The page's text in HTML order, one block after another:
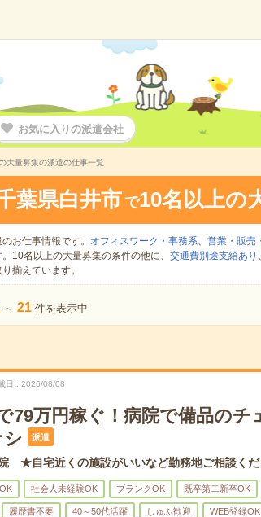
お気に入りの派遣会社
大量募集の派遣の仕事一覧
葉県白井市 で10名以上の
お仕事情報です。 オフィスワーク・事務系、 営業・販売
10名以上の大量募集の条件の他に、 交通費別途支給あり 、
揃えています。
～ 21 件を表示中
日 2026/08/08
79万円稼ぐ！病院で備品のチ
派遣
★自宅近くの施設がいいなど勤務地ご相談くだ
社会人未経験OK ブランクOK 既卒第二新卒OK
履歴書不要 40～50代活躍 しゅふ歓迎 WEB登録OK